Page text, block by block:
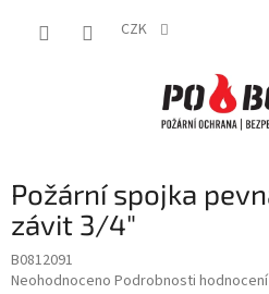
CZK
Požární spojka
závit 3/4″
B0812091
Průměrné
Neohodnoceno Podrobnosti hodnocení